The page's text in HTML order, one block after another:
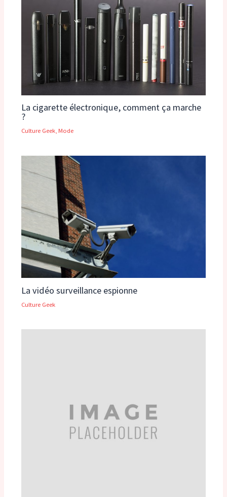
La cigarette électronique, comment ça marche
?
Culture Geek,Mode
La vidéo surveillance espionne
Culture Geek